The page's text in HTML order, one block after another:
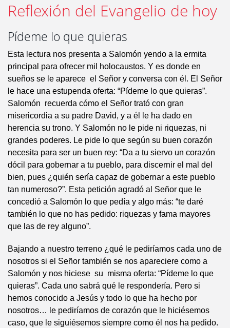
Reflexión del Evangelio de hoy
Pídeme lo que quieras
Esta lectura nos presenta a Salomón yendo a la ermita
principal para ofrecer mil holocaustos. Y es donde en
sueños se le aparece el Señor y conversa con él. El Señor
le hace una estupenda oferta: “Pídeme lo que quieras”.
Salomón recuerda cómo el Señor trató con gran
misericordia a su padre David, y a él le ha dado en
herencia su trono. Y Salomón no le pide ni riquezas, ni
grandes poderes. Le pide lo que según su buen corazón
necesita para ser un buen rey: “Da a tu siervo un corazón
dócil para gobernar a tu pueblo, para discernir el mal del
bien, pues ¿quién sería capaz de gobernar a este pueblo
tan numeroso?”. Esta petición agradó al Señor que le
concedió a Salomón lo que pedía y algo más: “te daré
también lo que no has pedido: riquezas y fama mayores
que las de rey alguno”.
Bajando a nuestro terreno ¿qué le pediríamos cada uno de
nosotros si el Señor también se nos apareciere como a
Salomón y nos hiciese su misma oferta: “Pídeme lo que
quieras”. Cada uno sabrá qué le respondería. Pero si
hemos conocido a Jesús y todo lo que ha hecho por
nosotros… le pediríamos de corazón que le hiciésemos
caso, que le siguiésemos siempre como él nos ha pedido.